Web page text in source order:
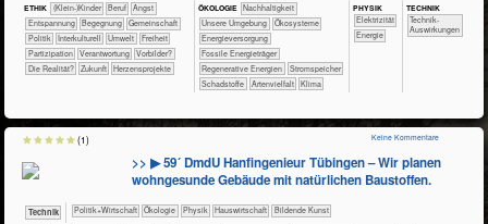
ETHIK (Klein-)Kinder ​​​​​​​​​​​​​​​Beruf
​​​​​​​​​​​​​Angst
​​​​​​​​​​​​​Entspannung
​​​​​​​​​​​​Begegnung
​​​​​​​​​​Gemeinschaft
​​​​​​​​​Politik
​​​​​​​​Interkulturell ​​​​​Umwelt
​​​Freiheit
​​​Partizipation
​​Verantwortung
​​Vorbilder?
​Die Realität?
​Zukunft Herzensprojekte
ÖKO​LOGIE ​​​​​​​​​​​​​​​Nachhaltigkeit
​​​​​​​​​​​​​Unsere Umgebung
​​​​​​​​​​​Ökosysteme
​​​Energieversorgung
​​​Fossile Energieträger
​​​Regenerative Energien
​​​Stromspeicher
​Schadstoffe
Artenvielfalt Klima
PHY​SIK
​​​Elektrizität
​​Energie
TECH​NIK
​​​​​​Technik-
Auswirkungen
>> ▶ 59´ DmdU Hanfingenieur Tübingen – Wir planen
wohngesunde Gebäude mit natürlichen Baustoffen.
​Technik ​​​​​​​​​Politik+​Wirtschaft ​​​​​​​​Ökologie ​​​​​​​Physik ​Haus­wirtschaft Bildende Kunst
Keine Kommentare
(1)